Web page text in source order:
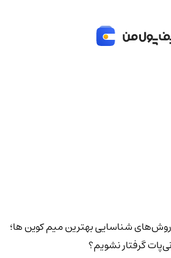
شناسایی بهترین میم کوین ها؛
گرفتار نشویم؟